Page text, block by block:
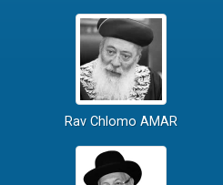
Rav Chlomo AMAR